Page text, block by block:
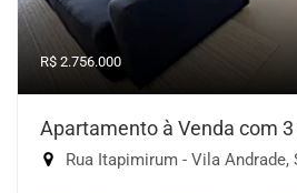
R$ 2.756.000
Apartamento à Venda com
Rua Itapimirum - Vila Andrade,